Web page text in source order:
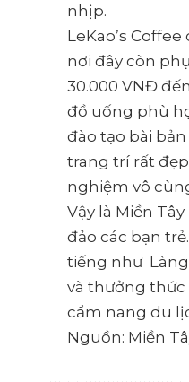
nhịp.
LeKao’s
nơi đây còn
30.000 VNĐ
đồ uống phù
đào tạo bài
trang trí rất đẹp
nghiệm vô
Vậy là Miền
đảo các bạn
tiếng như Làng
và thưởng thức
cẩm nang du
Nguồn: Miền